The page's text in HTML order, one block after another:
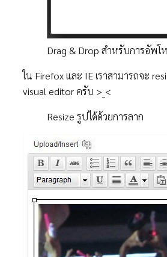
Drag & Drop สำหรับการอัพโ
ใน Firefox และ IE เราสามารถจะ
visual editor ครับ >_<
Resize รูปได้ด้วยการลาก